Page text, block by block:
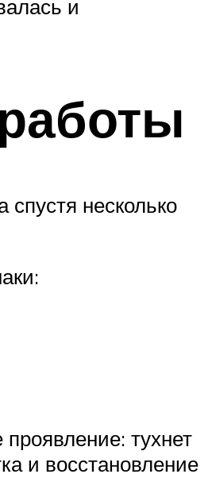
и
несколько
тухнет
и восстановление